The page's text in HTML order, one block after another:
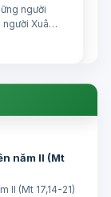
người
Xuân
năm II (Mt
II (Mt 17,14-21)